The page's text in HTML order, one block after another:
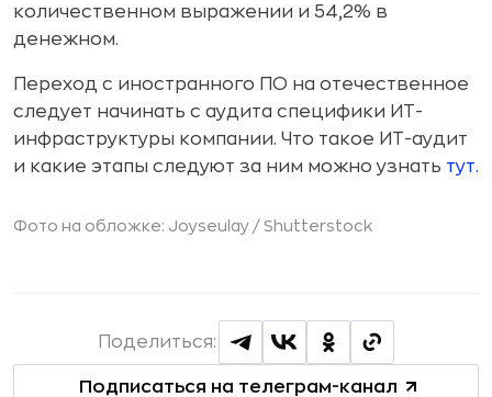
количественном выражении и 54,2% в
денежном.
Переход с иностранного ПО на отечественное
следует начинать с аудита специфики ИТ-
инфраструктуры компании. Что такое ИТ-аудит
и какие этапы следуют за ним можно узнать тут.
Фото на обложке: Joyseulay / Shutterstock
Подписаться на телеграм-канал
Поделиться: